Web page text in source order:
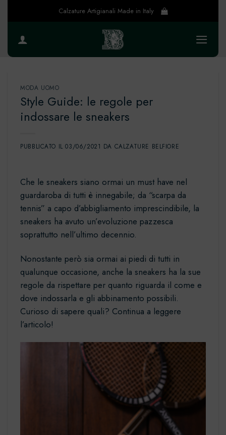
Calzature Artigianali Made in Italy
MODA UOMO
Style Guide: le regole per
indossare le sneakers
PUBBLICATO IL03/06/2021 DA CALZATURE BELFIORE
Che le sneakers siano ormai un must have nel
guardaroba di tutti è innegabile; da “scarpa da
tennis” a capo d’abbigliamento imprescindibile, la
sneakers ha avuto un’evoluzione pazzesca
soprattutto nell’ultimo decennio.
Nonostante però sia ormai ai piedi di tutti in
qualunque occasione, anche la sneakers ha la sue
regole da rispettare per quanto riguarda il come e
dove indossarla e gli abbinamento possibili.
Curioso di sapere quali? Continua a leggere
l’articolo!